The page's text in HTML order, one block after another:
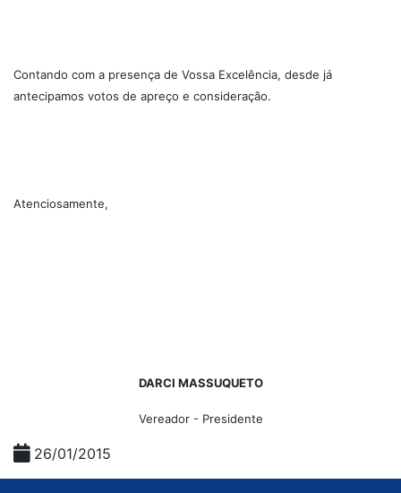
Contando com a presença de Vossa Excelência, desde já
antecipamos votos de apreço e consideração.
Atenciosamente,
DARCI MASSUQUETO
Vereador - Presidente
26/01/2015